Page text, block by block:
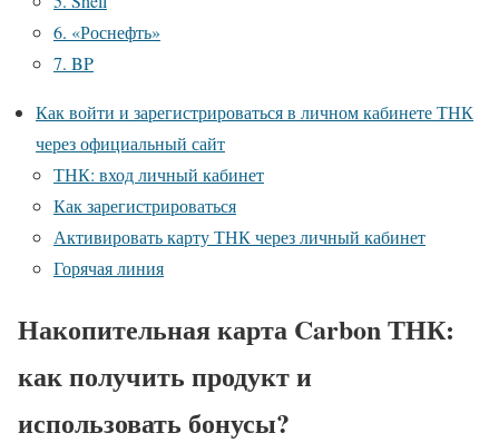
6. «Роснефть»
7. BP
Как войти и зарегистрироваться в личном кабинете ТНК
через официальный сайт
ТНК: вход личный кабинет
Как зарегистрироваться
Активировать карту ТНК через личный кабинет
Горячая линия
Накопительная карта Carbon ТНК:
как получить продукт и
использовать бонусы?